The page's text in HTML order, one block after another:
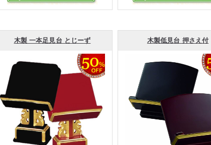
木製 一本足見台 とじーず 木製低見台 押さえ付